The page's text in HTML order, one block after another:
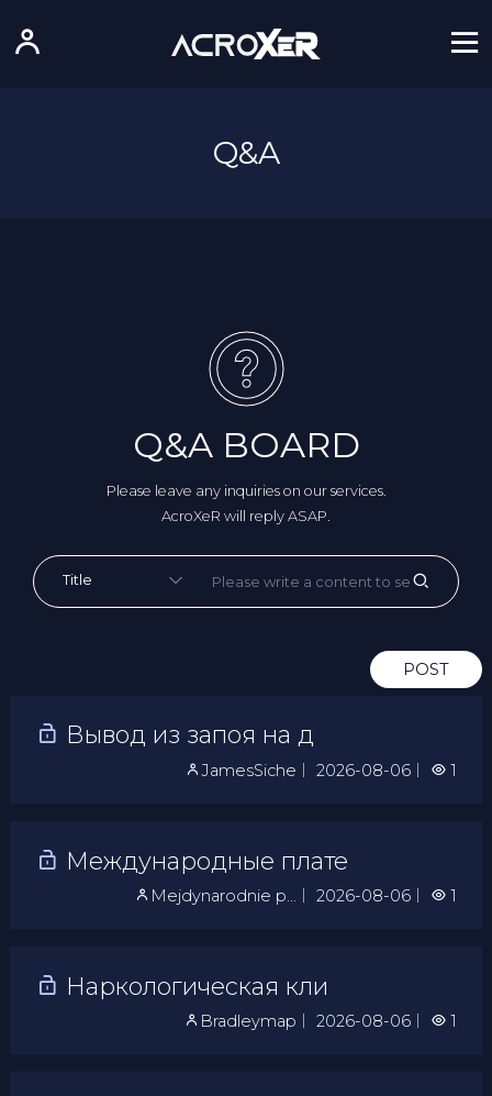
Q&A
Q&A BOARD
Please leave any inquiries on our services.
AcroXeR will reply ASAP.
POST
Вывод из запоя на д
JamesSiche ｜2026-08-06 1
Международные плате
Mejdynarodnie p… ｜2026-08-06 1
Наркологическая кли
Bradleymap ｜2026-08-06 1